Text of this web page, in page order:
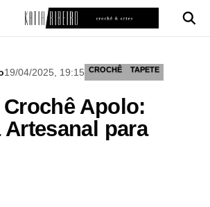
19/04/2025, 19:15 CROCHÊ TAPETE
Crochê Apolo:
para